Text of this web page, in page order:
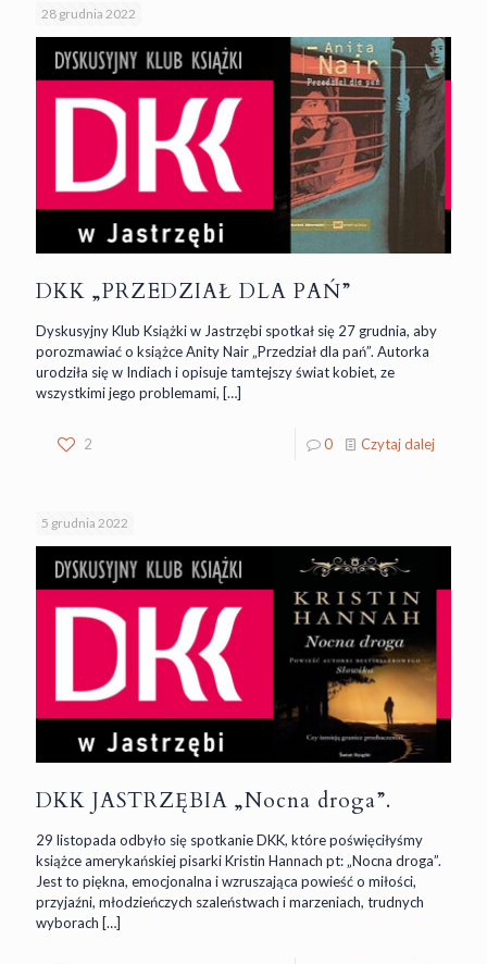
28 grudnia 2022
DKK „PRZEDZIAŁ DLA PAŃ”
Dyskusyjny Klub Książki w Jastrzębi spotkał się 27 grudnia, aby
porozmawiać o książce Anity Nair „Przedział dla pań”. Autorka
urodziła się w Indiach i opisuje tamtejszy świat kobiet, ze
wszystkimi jego problemami, […]
2 0 Czytaj dalej
5 grudnia 2022
DKK JASTRZĘBIA „Nocna droga”.
29 listopada odbyło się spotkanie DKK, które poświęciłyśmy
książce amerykańskiej pisarki Kristin Hannach pt: „Nocna droga”.
Jest to piękna, emocjonalna i wzruszająca powieść o miłości,
przyjaźni, młodzieńczych szaleństwach i marzeniach, trudnych
wyborach […]